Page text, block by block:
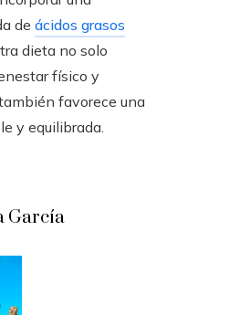
de ácidos grasos
dieta no solo
físico y
favorece una
y equilibrada.
García